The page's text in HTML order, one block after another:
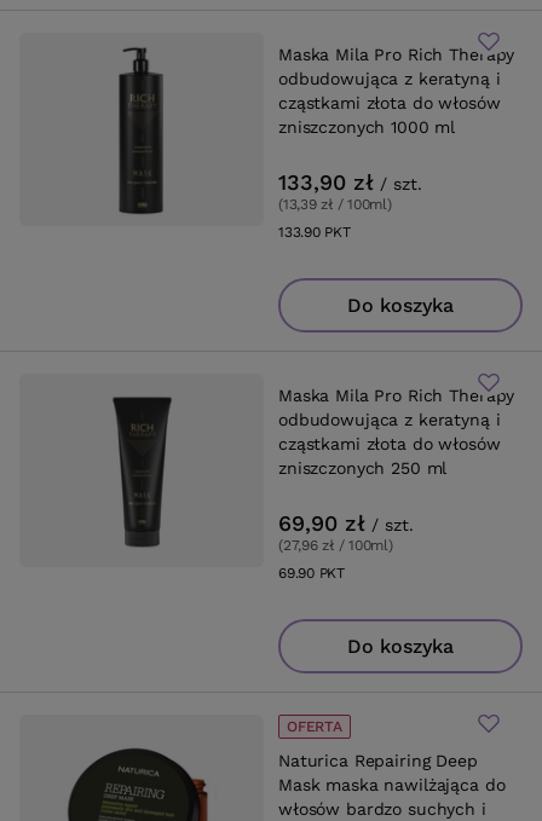
Maska Mila Pro Rich Therapy
odbudowująca z keratyną i
cząstkami złota do włosów
zniszczonych 1000 ml
133,90 zł / szt.
(13,39 zł / 100ml)
133.90PKTpunktów
Do koszyka
Maska Mila Pro Rich Therapy
odbudowująca z keratyną i
cząstkami złota do włosów
zniszczonych 250 ml
69,90 zł / szt.
(27,96 zł / 100ml)
69.90PKTpunktów
Do koszyka
Naturica Repairing Deep
Mask maska nawilżająca do
włosów bardzo suchych i
OFERTA